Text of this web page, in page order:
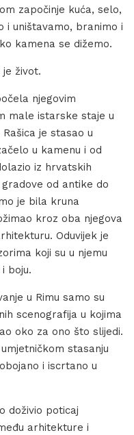
započinje kuća, selo,
i uništavamo, branimo i
kamena se dižemo.
život.
njegovim
male istarske staje u
je stasao u
u kamenu i od
iz hrvatskih
od antike do
je bila kruna
kroz oba njegova
Oduvijek je
koji su u njemu
boju.
u Rimu samo su
scenografija u kojima
oko za ono što slijedi.
stasanju
i iscrtano u
doživio poticaj
arhitekture i